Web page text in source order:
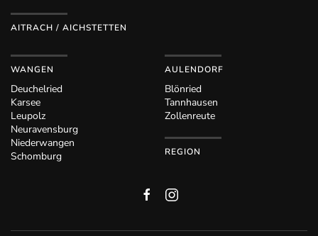
AITRACH / AICHSTETTEN
WANGEN
Deuchelried
Karsee
Leupolz
Neuravensburg
Niederwangen
Schomburg
AULENDORF
Blönried
Tannhausen
Zollenreute
REGION